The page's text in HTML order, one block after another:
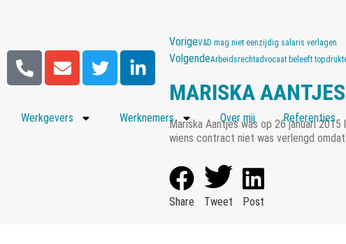
Werkgevers Werknemers Over mij Referenties
VorigeV&D mag niet eenzijdig salaris verlagen
VolgendeArbeidsrechtadvocaat beleeft
MARISKA
Mariska Aantjes was op 26 januari 2015
wiens contract niet was verlengd
Share Tweet Post